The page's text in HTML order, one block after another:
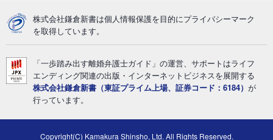
株式会社鎌倉新書は個人情報保護を目的にプライバシーマーク
を取得しています。
「一歩踏み出す離婚弁護士ガイド」の運営、サポートはライフ
エンディング関連の出版・インターネットビジネスを展開する
株式会社鎌倉新書（東証プライム上場、証券コード：6184） が
行っています。
Copyright(C) Kamakura Shinsho, Ltd. All Rights Reserved.